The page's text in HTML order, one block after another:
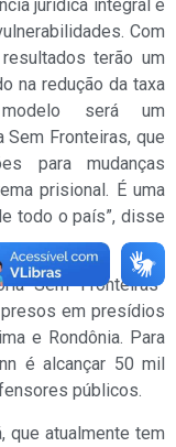
jurídica integral e
Com
terão um
na redução da taxa
será um
Sem Fronteiras, que
para mudanças
prisional. É uma
todo o país”, disse
Sem Fronteiras”
em presídios
e Rondônia. Para
é alcançar 50 mil
públicos.
que atualmente tem